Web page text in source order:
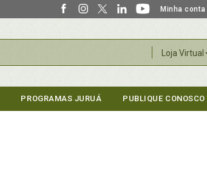
Minha conta
Loja Virtual
PROGRAMAS JURUÁ PUBLIQUE CONOSCO